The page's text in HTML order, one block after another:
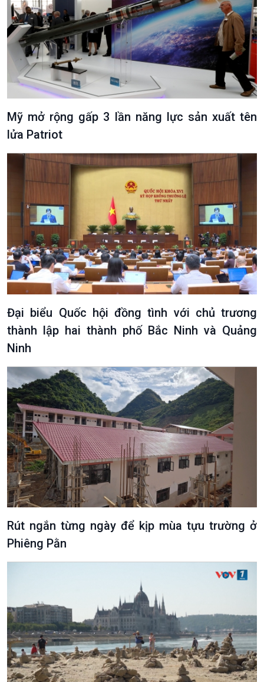
Podcast
Góc nhìn VOV1
Bình luận
10 phút Sự kiện - Luận bàn
Câu chuyện thời sự
Dòng chảy sự kiện
Đối thoại
Diễn đàn chủ nhật
Chuyện đêm
Mỹ mở rộng gấp 3 lần năng lực sản xuất tên
lửa Patriot
Đại biểu Quốc hội đồng tình với chủ trương
thành lập hai thành phố Bắc Ninh và Quảng
Ninh
Rút ngắn từng ngày để kịp mùa tựu trường ở
Phiêng Pằn